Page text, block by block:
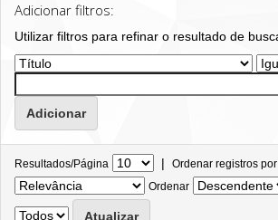
Adicionar filtros:
Utilizar filtros para refinar o resultado de
Resultados/Página | Ordenar registros por
Ordenar